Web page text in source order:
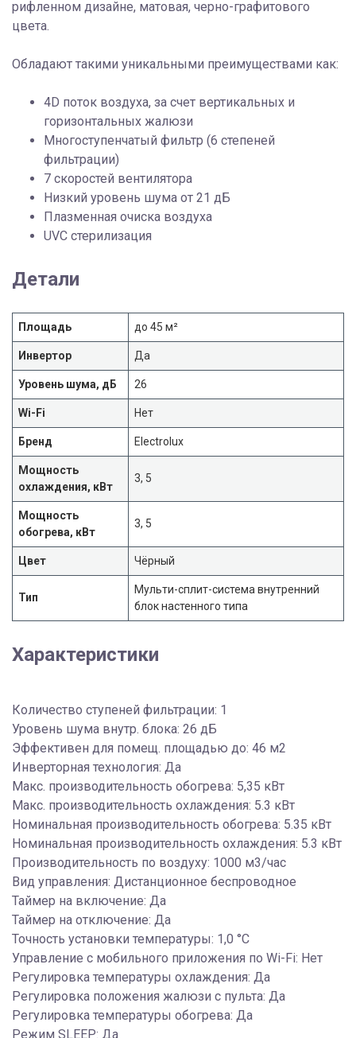
рифленном дизайне, матовая, черно-графитового
цвета.
Обладают такими уникальными преимуществами как:
4D поток воздуха, за счет вертикальных и
горизонтальных жалюзи
Многоступенчатый фильтр (6 степеней
фильтрации)
7 скоростей вентилятора
Низкий уровень шума от 21 дБ
Плазменная очиска воздуха
UVC стерилизация
Детали
Площадь до 45 м²
Инвертор Да
Уровень шума, дБ 26
Wi-Fi Нет
Бренд Electrolux
Мощность
охлаждения, кВт
3, 5
Мощность
обогрева, кВт
3, 5
Цвет Чёрный
Тип
Мульти-сплит-система внутренний
блок настенного типа
Характеристики
Количество ступеней фильтрации: 1
Уровень шума внутр. блока: 26 дБ
Эффективен для помещ. площадью до: 46 м2
Инверторная технология: Да
Макс. производительность обогрева: 5,35 кВт
Макс. производительность охлаждения: 5.3 кВт
Номинальная производительность обогрева: 5.35 кВт
Номинальная производительность охлаждения: 5.3 кВт
Производительность по воздуху: 1000 м3/час
Вид управления: Дистанционное беспроводное
Таймер на включение: Да
Таймер на отключение: Да
Точность установки температуры: 1,0 °С
Управление c мобильного приложения по Wi-Fi: Нет
Регулировка температуры охлаждения: Да
Регулировка положения жалюзи с пульта: Да
Регулировка температуры обогрева: Да
Режим SLEEP: Да